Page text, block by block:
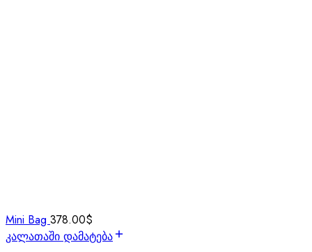
Mini Bag 378.00$
კალათაში დამატება